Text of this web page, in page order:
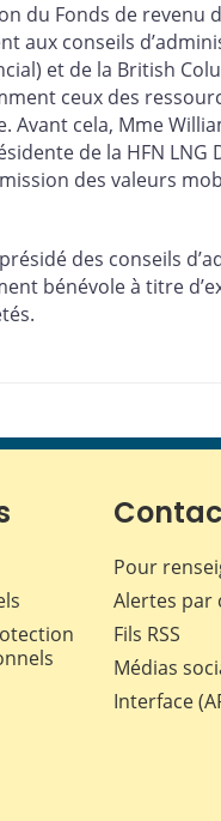
du Fonds de revenu
aux conseils
et de la British
ceux des
Avant cela, Mme
de la HFN LNG
des valeurs
des conseils
bénévole à titre
Pour
Alertes par
Fils RSS
Médias
Interface